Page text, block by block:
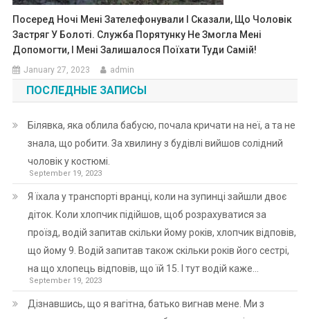
Посеред Ночі Мені Зателефонували І Сказали, Що Чоловік
Застряг У Болоті. Служба Порятунку Не Змогла Мені
Допомогти, І Мені Залишалося Поїхати Туди Самій!
January 27, 2023 admin
ПОСЛЕДНЫЕ ЗАПИСЫ
Білявка, яка облила бабусю, почала кричати на неї, а та не
знала, що робити. За хвилину з будівлі вийшов солідний
чоловік у костюмі.
September 19, 2023
Я їхала у транспорті вранці, коли на зупинці зайшли двоє
діток. Коли хлопчик підійшов, щоб розрахуватися за
проїзд, водій запитав скільки йому років, хлопчик відповів,
що йому 9. Водій запитав також скільки років його сестрі,
на що хлопець відповів, що їй 15. І тут водій каже…
September 19, 2023
Дізнавшись, що я вагітна, батько вигнав мене. Ми з